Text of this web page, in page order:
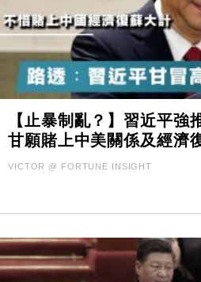
【止暴制亂？】習近平強
甘願賭上中美關係及經濟
VICTOR @ FORTUNE INSIGHT